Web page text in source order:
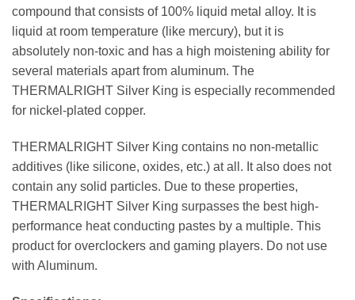
compound that consists of 100% liquid metal alloy. It is
liquid at room temperature (like mercury), but it is
absolutely non-toxic and has a high moistening ability for
several materials apart from aluminum. The
THERMALRIGHT Silver King is especially recommended
for nickel-plated copper.
THERMALRIGHT Silver King contains no non-metallic
additives (like silicone, oxides, etc.) at all. It also does not
contain any solid particles. Due to these properties,
THERMALRIGHT Silver King surpasses the best high-
performance heat conducting pastes by a multiple. This
product for overclockers and gaming players. Do not use
with Aluminum.